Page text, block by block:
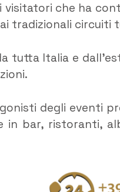
visitatori che ha
tradizionali circuiti
tutta Italia e
degli eventi
bar, ristoranti,